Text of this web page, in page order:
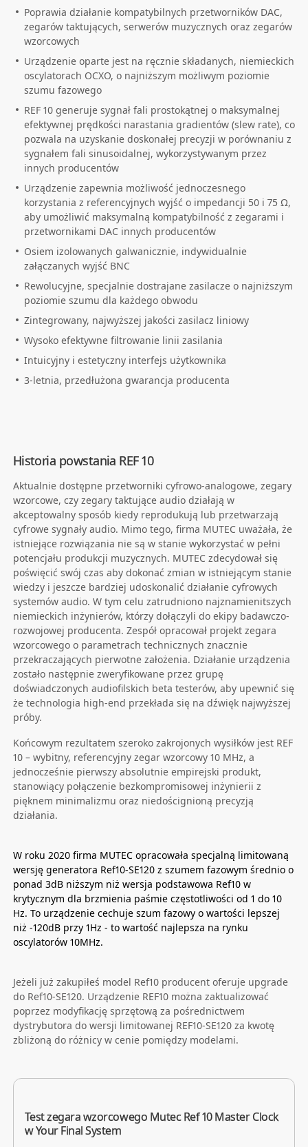
Poprawia działanie kompatybilnych przetworników DAC,
zegarów taktujących, serwerów muzycznych oraz zegarów
wzorcowych
Urządzenie oparte jest na ręcznie składanych, niemieckich
oscylatorach OCXO, o najniższym możliwym poziomie
szumu fazowego
REF 10 generuje sygnał fali prostokątnej o maksymalnej
efektywnej prędkości narastania gradientów (slew rate), co
pozwala na uzyskanie doskonałej precyzji w porównaniu z
sygnałem fali sinusoidalnej, wykorzystywanym przez
innych producentów
Urządzenie zapewnia możliwość jednoczesnego
korzystania z referencyjnych wyjść o impedancji 50 i 75 Ω,
aby umożliwić maksymalną kompatybilność z zegarami i
przetwornikami DAC innych producentów
Osiem izolowanych galwanicznie, indywidualnie
załączanych wyjść BNC
Rewolucyjne, specjalnie dostrajane zasilacze o najniższym
poziomie szumu dla każdego obwodu
Zintegrowany, najwyższej jakości zasilacz liniowy
Wysoko efektywne filtrowanie linii zasilania
Intuicyjny i estetyczny interfejs użytkownika
3-letnia, przedłużona gwarancja producenta
Historia powstania REF 10
Aktualnie dostępne przetworniki cyfrowo-analogowe, zegary
wzorcowe, czy zegary taktujące audio działają w
akceptowalny sposób kiedy reprodukują lub przetwarzają
cyfrowe sygnały audio. Mimo tego, firma MUTEC uważała, że
istniejące rozwiązania nie są w stanie wykorzystać w pełni
potencjału produkcji muzycznych. MUTEC zdecydował się
poświęcić swój czas aby dokonać zmian w istniejącym stanie
wiedzy i jeszcze bardziej udoskonalić działanie cyfrowych
systemów audio. W tym celu zatrudniono najznamienitszych
niemieckich inżynierów, którzy dołączyli do ekipy badawczo-
rozwojowej producenta. Zespół opracował projekt zegara
wzorcowego o parametrach technicznych znacznie
przekraczających pierwotne założenia. Działanie urządzenia
zostało następnie zweryfikowane przez grupę
doświadczonych audiofilskich beta testerów, aby upewnić się
że technologia high-end przekłada się na dźwięk najwyższej
próby.
Końcowym rezultatem szeroko zakrojonych wysiłków jest REF
10 – wybitny, referencyjny zegar wzorcowy 10 MHz, a
jednocześnie pierwszy absolutnie empirejski produkt,
stanowiący połączenie bezkompromisowej inżynierii z
pięknem minimalizmu oraz niedoścignioną precyzją
działania.
W roku 2020 firma MUTEC opracowała specjalną limitowaną
wersję generatora Ref10-SE120 z szumem fazowym średnio o
ponad 3dB niższym niż wersja podstawowa Ref10 w
krytycznym dla brzmienia paśmie częstotliwości od 1 do 10
Hz. To urządzenie cechuje szum fazowy o wartości lepszej
niż -120dB przy 1Hz - to wartośćnajlepsza na rynku
oscylatorów 10MHz.
Jeżeli już zakupiłeś model Ref10 producent oferuje upgrade
do Ref10-SE120. Urządzenie REF10 można zaktualizować
poprzez modyfikację sprzętową za pośrednictwem
dystrybutora do wersji limitowanej REF10-SE120 za kwotę
zbliżoną do różnicy w cenie pomiędzy modelami.
Test zegara wzorcowego Mutec Ref 10 Master Clock
w Your Final System